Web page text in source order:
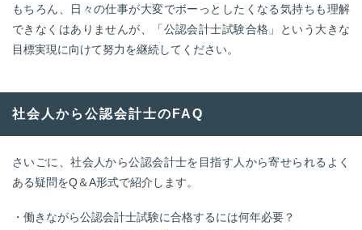
もちろん、日々の仕事が大変でボーっとしたくなる気持ちも理解
できなくはありませんが、「公認会計士試験合格」という大きな
目標実現に向けて努力を継続してください。
社会人から公認会計士のFAQ
さいごに、社会人から公認会計士を目指す人から寄せられるよく
ある疑問をQ＆A形式で紹介します。
・働きながら公認会計士試験に合格するには何年必要？